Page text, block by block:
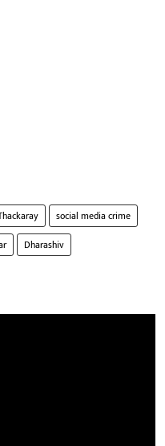
social media crime
Dharashiv